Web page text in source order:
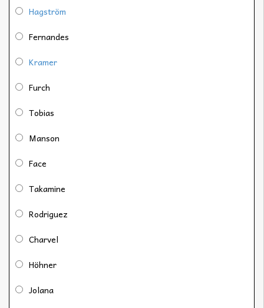
Hagström
Fernandes
Kramer
Furch
Tobias
Manson
Face
Takamine
Rodriguez
Charvel
Höhner
Jolana